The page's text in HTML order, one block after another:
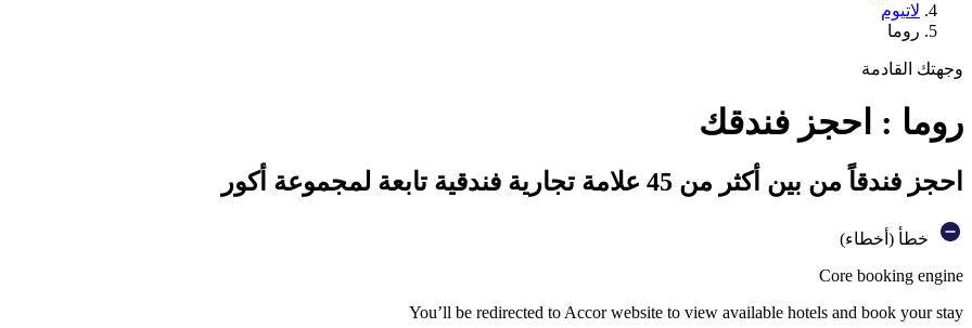
لاتيوم
روما
وجهتك القادمة
روما : احجز فندقك
احجز فندقاً من بين أكثر من 45 علامة تجارية فندقية تابعة لمجموعة أكور
خطأ (أخطاء)
Core booking engine
You’ll be redirected to Accor website to view available hotels and book your stay